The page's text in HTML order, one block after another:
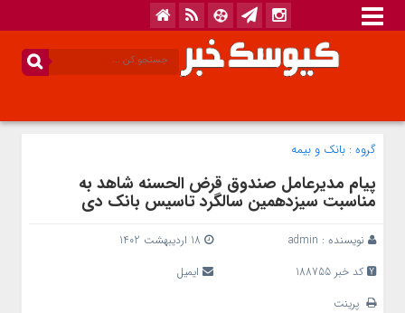
گروه : بانک‌ و بیمه
پیام مدیرعامل صندوق قرض الحسنه شاهد به
مناسبت سیزدهمین سالگرد تاسیس بانک دی
نویسنده : admin
کد خبر 188755
ایمیل
پرینت